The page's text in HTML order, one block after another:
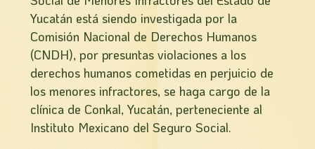
Yucatán está siendo investigada por la
Comisión Nacional de Derechos Humanos
(CNDH), por presuntas violaciones a los
derechos humanos cometidas en perjuicio de
los menores infractores, se haga cargo de la
clí­nica de Conkal, Yucatán, perteneciente al
Instituto Mexicano del Seguro Social.